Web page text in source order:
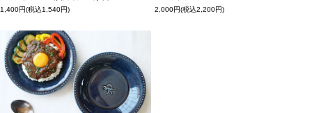
1,400円(税込1,540円)
2,000円(税込2,200円)